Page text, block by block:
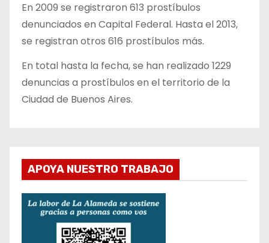
En 2009 se registraron 613 prostíbulos
denunciados en Capital Federal. Hasta el 2013,
se registran otros 616 prostíbulos más.
En total hasta la fecha, se han realizado 1229
denuncias a prostíbulos en el territorio de la
Ciudad de Buenos Aires.
APOYA NUESTRO TRABAJO